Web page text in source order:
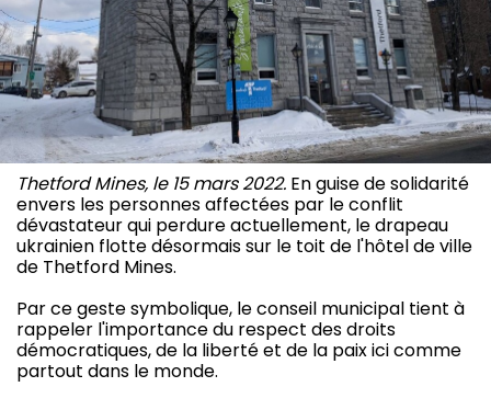
Thetford Mines, le 15 mars 2022. En guise de solidarité
envers les personnes affectées par le conflit
dévastateur qui perdure actuellement, le drapeau
ukrainien flotte désormais sur le toit de l'hôtel de ville
de Thetford Mines.
Par ce geste symbolique, le conseil municipal tient à
rappeler l'importance du respect des droits
démocratiques, de la liberté et de la paix ici comme
partout dans le monde.